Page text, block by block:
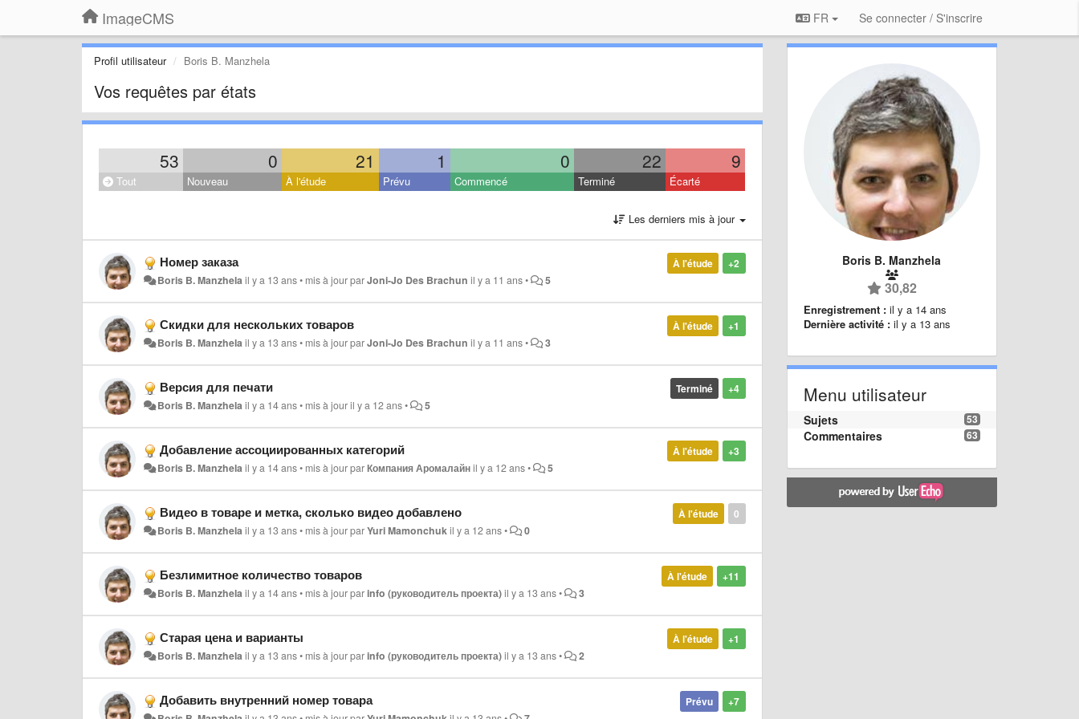
ImageCMS FR Se connecter / S'inscrire
Profil utilisateur Boris B. Manzhela
Vos requêtes par états
53 0 21 1 0 22 9
Tout Nouveau À l'étude Prévu Commencé Terminé Écarté
Les derniers mis à jour
+2
À l'étude
Номер заказа
Boris B. Manzhelail y a 13 ans• mis à jour parJoni-Jo Des Brachun il y a 11 ans• 5
+1
À l'étude
Скидки для нескольких товаров
Boris B. Manzhelail y a 13 ans• mis à jour parJoni-Jo Des Brachun il y a 11 ans• 3
+4
Terminé
Версия для печати
Boris B. Manzhelail y a 14 ans• mis à jouril y a 12 ans• 5
+3
À l'étude
Добавление ассоциированных категорий
Boris B. Manzhelail y a 14 ans• mis à jour parКомпания Аромалайнil y a 12 ans• 5
0
À l'étude
Видео в товаре и метка, сколько видео добавлено
Boris B. Manzhelail y a 13 ans• mis à jour parYuri Mamonchukil y a 12 ans• 0
+11
À l'étude
Безлимитное количество товаров
Boris B. Manzhelail y a 14 ans• mis à jour parinfo (руководитель проекта)il y a 13 ans• 3
+1
À l'étude
Старая цена и варианты
Boris B. Manzhelail y a 13 ans• mis à jour parinfo (руководитель проекта)il y a 13 ans• 2
+7
Prévu
Добавить внутренний номер товара
Boris B. Manzhela
30,82
Enregistrement : il y a 14 ans
Dernière activité : il y a 13 ans
Menu utilisateur
53
Sujets
63
Commentaires